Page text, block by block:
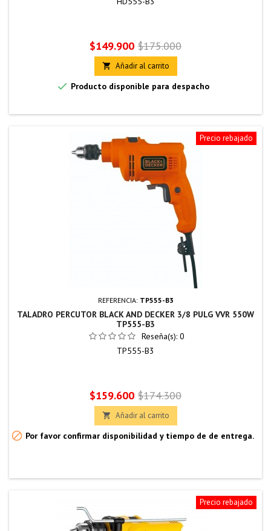
Precio
$149.900 Precio
base
$175.000
 Añadir al carrito
 Producto disponible para despacho
Precio rebajado
REFERENCIA: TP555-B3
TALADRO PERCUTOR BLACK AND DECKER 3/8 PULG VVR 550W
TP555-B3
Reseña(s): 0
TP555-B3
Precio
$159.600 Precio
base
$174.300
 Añadir al carrito
 Por favor confirmar disponibilidad y tiempo de de entrega.
Precio rebajado